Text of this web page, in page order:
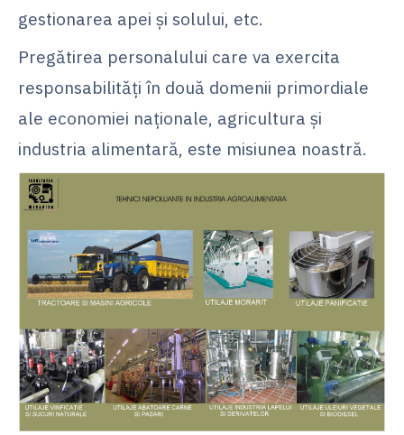
gestionarea apei și solului, etc.
Pregătirea personalului care va exercita
responsabilități în două domenii primordiale
ale economiei naționale, agricultura și
industria alimentară, este misiunea noastră.